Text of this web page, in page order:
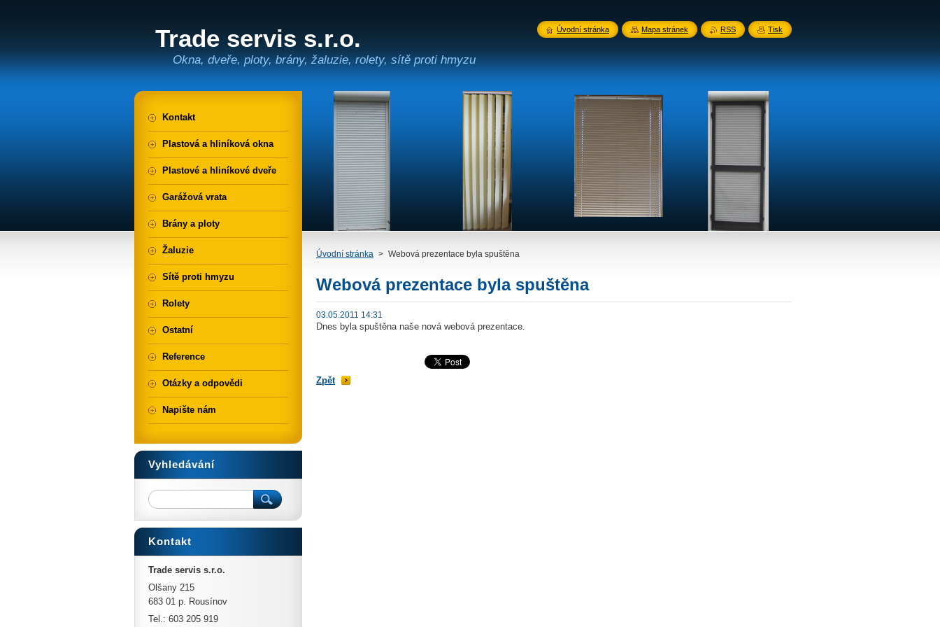
Trade servis s.r.o.
Okna, dveře, ploty, brány, žaluzie, rolety, sítě proti hmyzu
Úvodní stránka > Webová prezentace byla spuštěna
Webová prezentace byla spuštěna
03.05.2011 14:31
Dnes byla spuštěna naše nová webová prezentace.
Zpět
Kontakt
Plastová a hliníková okna
Plastové a hliníkové dveře
Garážová vrata
Brány a ploty
Žaluzie
Sítě proti hmyzu
Rolety
Ostatní
Reference
Otázky a odpovědi
Napište nám
Vyhledávání
Kontakt
Trade servis s.r.o.
Olšany 215
683 01 p. Rousínov
Tel.: 603 205 919
Úvodní stránka Mapa stránek RSS Tisk